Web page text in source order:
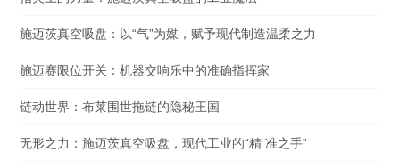
施迈茨真空吸盘：以“气”为媒，赋予现代制造温柔之力
施迈赛限位开关：机器交响乐中的准确指挥家
链动世界：布莱围世拖链的隐秘王国
无形之力：施迈茨真空吸盘，现代工业的“精 准之手”